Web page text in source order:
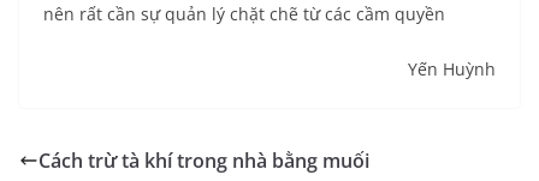
nên rất cần sự quản lý chặt chẽ từ các cầm quyền
Yến Huỳnh
Cách trừ tà khí trong nhà bằng muối